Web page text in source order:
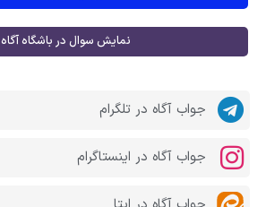
نمایش سوال در باشگاه آگاه
جواب آگاه در تلگرام
جواب آگاه در اینستاگرام